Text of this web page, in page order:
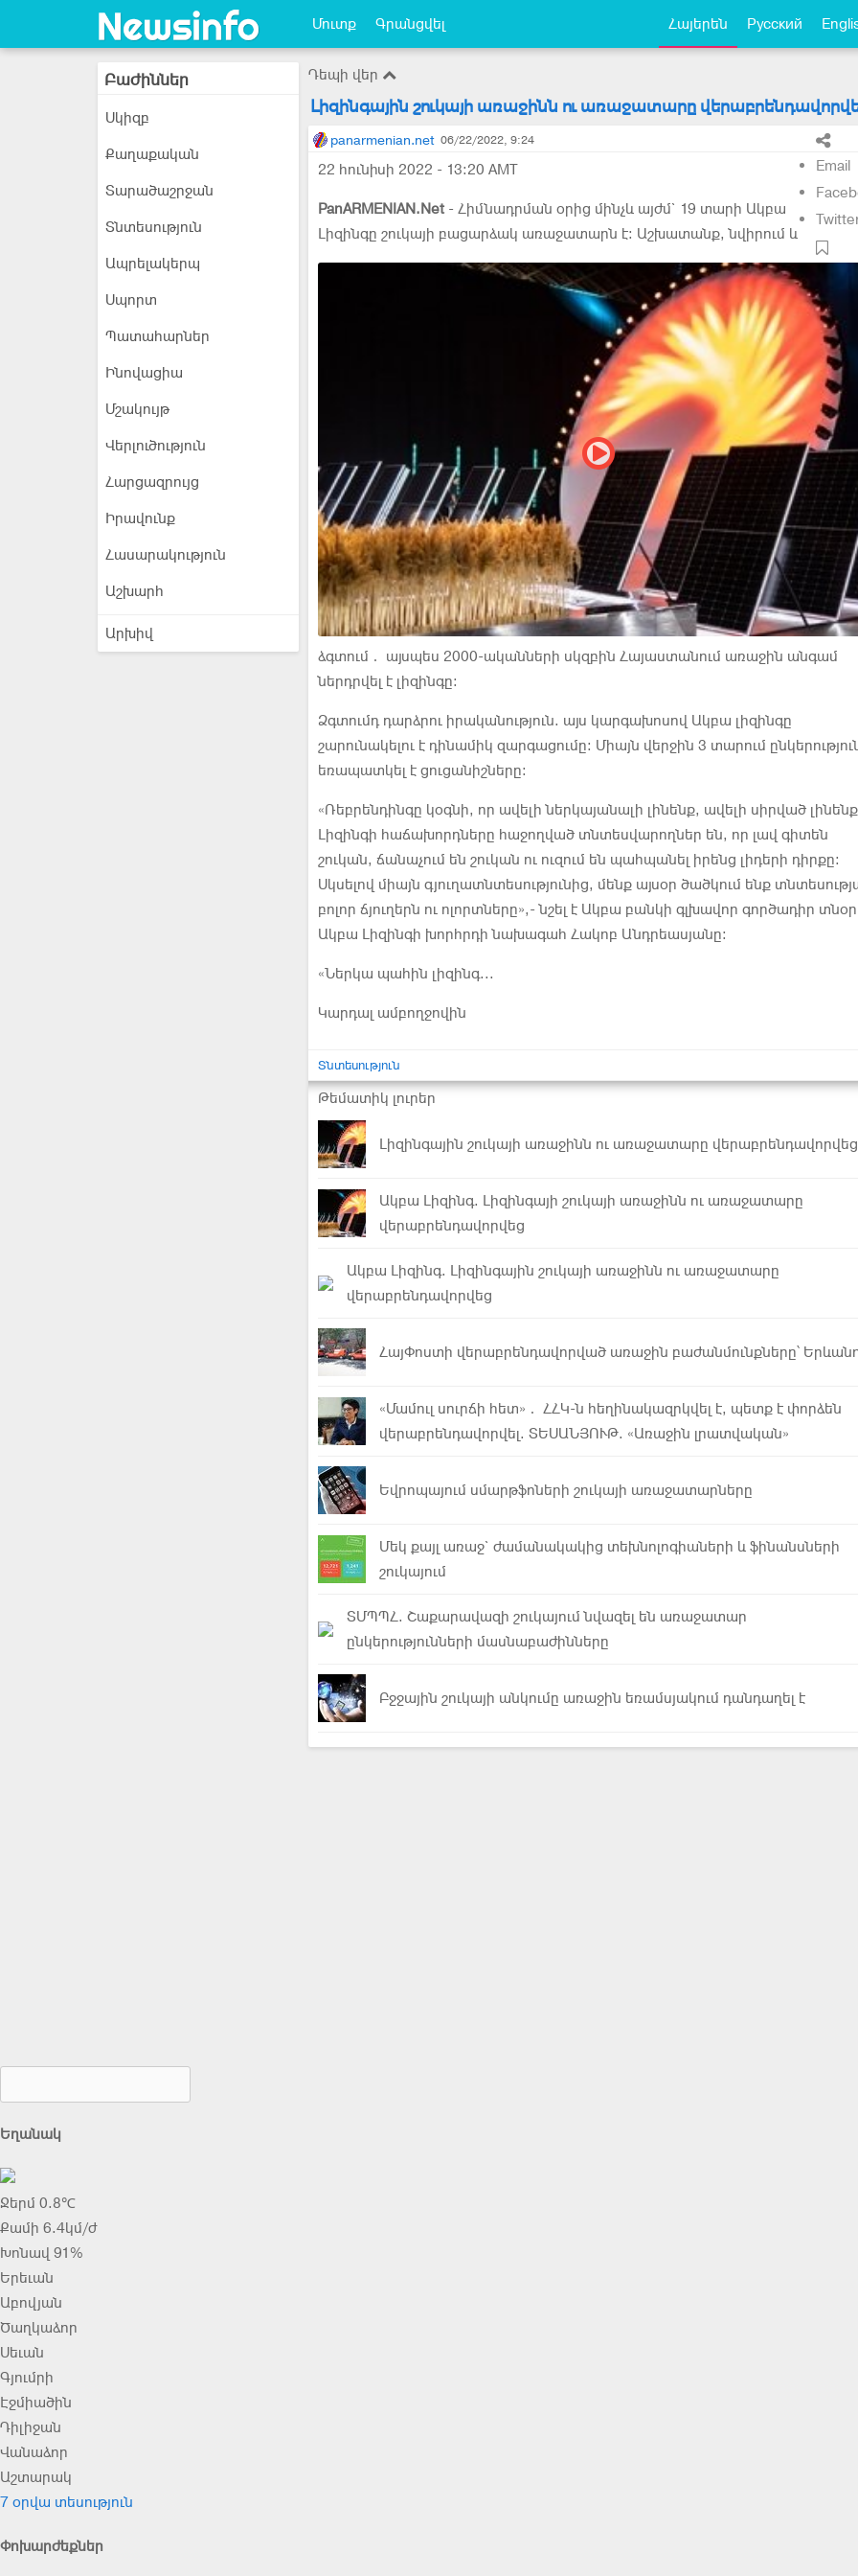
Մուտք Գրանցվել Հայերեն Русский
Բաժիններ
Սկիզբ
Քաղաքական
Տարածաշրջան
Տնտեսություն
Ապրելակերպ
Սպորտ
Պատահարներ
Ինովացիա
Մշակույթ
Վերլուծություն
Հարցազրույց
Իրավունք
Հասարակություն
Աշխարհ
Արխիվ
Դեպի վեր
Լիզինգային շուկայի առաջինն ու առաջատարը
panarmenian.net 06/22/2022, 9:24
Email
22 հունիսի 2022 - 13:20 AMT
PanARMENIAN.Net - Հիմնադրման օրից մինչև այժմ` 19 տարի Ակբա
Լիզինգը շուկայի բացարձակ առաջատարն է: Աշխատանք, նվիրում և
ձգտում․ այսպես 2000-ականների սկզբին Հայաստանում առաջին անգամ
ներդրվել է լիզինգը:
Ձգտումդ դարձրու իրականություն. այս կարգախոսով Ակբա լիզինգը
շարունակելու է դինամիկ զարգացումը։ Միայն վերջին 3 տարում
եռապատկել է ցուցանիշները։
«Ռեբրենդինգը կօգնի, որ ավելի ներկայանալի լինենք, ավելի սիրված
Լիզինգի հաճախորդները հաջողված տնտեսվարողներ են, որ լավ գիտեն
շուկան, ճանաչում են շուկան ու ուզում են պահպանել իրենց լիդերի դիրքը։
Սկսելով միայն գյուղատնտեսությունից, մենք այսօր ծածկում ենք
բոլոր ճյուղերն ու ոլորտները»,- նշել է Ակբա բանկի գլխավոր գործադիր
Ակբա Լիզինգի խորհրդի նախագահ Հակոբ Անդրեասյանը։
«Ներկա պահին լիզինգ...
Կարդալ ամբողջովին
Տնտեսություն
Թեմատիկ լուրեր
Լիզինգային շուկայի առաջինն ու առաջատարը վերաբրենդավորվեց
Ակբա Լիզինգ. Լիզինգայի շուկայի առաջինն ու առաջատարը
վերաբրենդավորվեց
Ակբա Լիզինգ. Լիզինգային շուկայի առաջինն ու առաջատարը
վերաբրենդավորվեց
ՀայՓոստի վերաբրենդավորված առաջին բաժանմունքները՝
«Մամուլ սուրճի հետ»․ ՀՀԿ-ն հեղինակազրկվել է, պետք է փորձեն
վերաբրենդավորվել. ՏԵՍԱՆՅՈՒԹ. «Առաջին լրատվական»
Եվրոպայում սմարթֆոների շուկայի առաջատարները
Մեկ քայլ առաջ` ժամանակակից տեխնոլոգիաների և ֆինանսների
շուկայում
ՏՄՊՊՀ. Շաքարավազի շուկայում նվազել են առաջատար
ընկերությունների մասնաբաժինները
Բջջային շուկայի անկումը առաջին եռամսյակում դանդաղել է
Եղանակ
Ջերմ 0.8℃
Քամի 6.4կմ/ժ
Խոնավ 91%
Երեւան
Աբովյան
Ծաղկաձոր
Սեւան
Գյումրի
Էջմիածին
Դիլիջան
Վանաձոր
Աշտարակ
7 օրվա տեսություն
Փոխարժեքներ